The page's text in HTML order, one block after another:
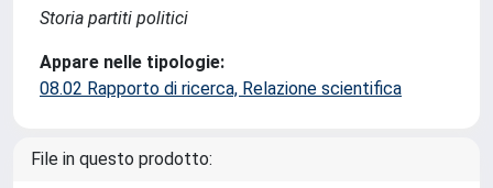
Storia partiti politici
Appare nelle tipologie:
08.02 Rapporto di ricerca, Relazione scientifica
File in questo prodotto: